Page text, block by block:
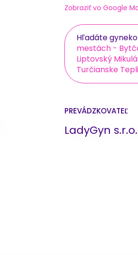
Zobraziť vo Google
Hľadáte
mestách -
Liptovský
Turčianske
PREVÁDZKOVATEĽ
LadyGyn